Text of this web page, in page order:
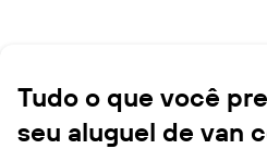
Tudo o que você
seu aluguel de van